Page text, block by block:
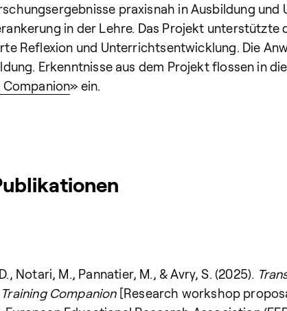
praxisnah in Ausbildung
in der Lehre. Das Projekt
Reflexion und Unterrichtsentwicklung. Die
Erkenntnisse aus dem Projekt flossen in
Companion» ein.
Notari, M., Pannatier, M., & Avry, S. (2025).
Companion[Research workshop